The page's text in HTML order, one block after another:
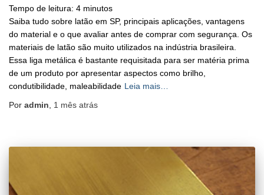
Tempo de leitura: 4 minutos
Saiba tudo sobre latão em SP, principais aplicações, vantagens
do material e o que avaliar antes de comprar com segurança. Os
materiais de latão são muito utilizados na indústria brasileira.
Essa liga metálica é bastante requisitada para ser matéria prima
de um produto por apresentar aspectos como brilho,
condutibilidade, maleabilidade Leia mais…
Por admin 1 mês atrás